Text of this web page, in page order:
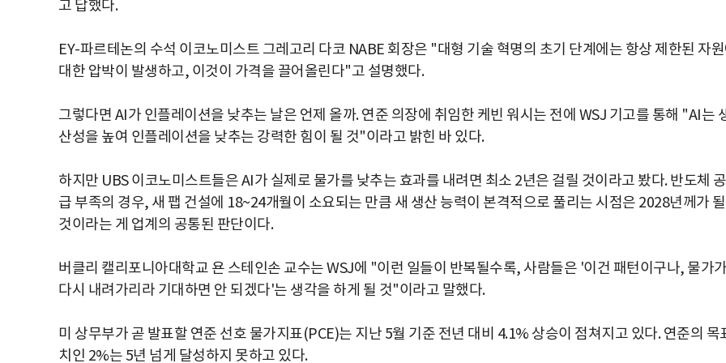
고 답했다.
EY-파르테논의 수석 이코노미스트 그레고리 다코 NABE 회장은 "대형 기술 혁명의 초기 단계에는 항상 제한된 자원
대한 압박이 발생하고, 이것이 가격을 끌어올린다"고 설명했다.
그렇다면 AI가 인플레이션을 낮추는 날은 언제 올까. 연준 의장에 취임한 케빈 워시는 전에 WSJ 기고를 통해 "AI는
산성을 높여 인플레이션을 낮추는 강력한 힘이 될 것"이라고 밝힌 바 있다.
하지만 UBS 이코노미스트들은 AI가 실제로 물가를 낮추는 효과를 내려면 최소 2년은 걸릴 것이라고 봤다. 반도체 공
급 부족의 경우, 새 팹 건설에 18~24개월이 소요되는 만큼 새 생산 능력이 본격적으로 풀리는 시점은 2028년께가 될
것이라는 게 업계의 공통된 판단이다.
버클리 캘리포니아대학교 욘 스테인손 교수는 WSJ에 "이런 일들이 반복될수록, 사람들은 '이건 패턴이구나, 물가가
다시 내려가리라 기대하면 안 되겠다'는 생각을 하게 될 것"이라고 말했다.
미 상무부가 곧 발표할 연준 선호 물가지표(PCE)는 지난 5월 기준 전년 대비 4.1% 상승이 점쳐지고 있다. 연준의 목
치인 2%는 5년 넘게 달성하지 못하고 있다.